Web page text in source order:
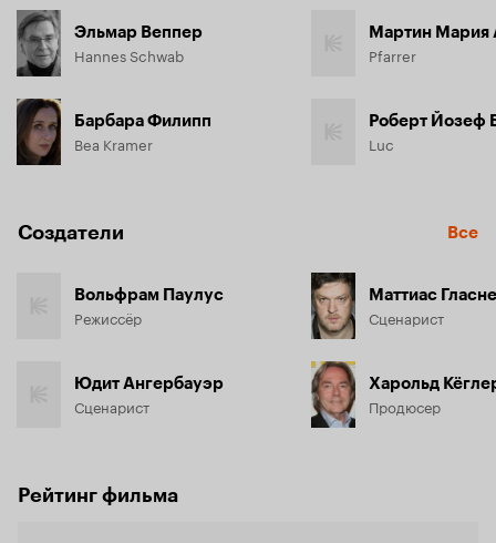
Эльмар Веппер
Hannes Schwab
Барбара Филипп
Bea Kramer
Мартин Мария
Pfarrer
Роберт Йозеф
Luc
Создатели Все
Вольфрам Паулус
Режиссёр
Юдит Ангербауэр
Сценарист
Маттиас
Сценарист
Харольд
Продюсер
Рейтинг фильма